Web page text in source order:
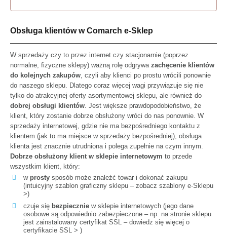
Obsługa klientów w Comarch e-Sklep
W sprzedaży czy to przez internet czy stacjonarnie (poprzez
normalne, fizyczne sklepy) ważną rolę odgrywa zachęcenie klientów
do kolejnych zakupów, czyli aby klienci po prostu wrócili ponownie
do naszego sklepu. Dlatego coraz więcej wagi przywiązuje się nie
tylko do atrakcyjnej oferty asortymentowej sklepu, ale również do
dobrej obsługi klientów. Jest większe prawdopodobieństwo, że
klient, który zostanie dobrze obsłużony wróci do nas ponownie. W
sprzedaży internetowej, gdzie nie ma bezpośredniego kontaktu z
klientem (jak to ma miejsce w sprzedaży bezpośredniej), obsługa
klienta jest znacznie utrudniona i polega zupełnie na czym innym.
Dobrze obsłużony klient w sklepie internetowym to przede
wszystkim klient, który:
w prosty sposób może znaleźć towar i dokonać zakupu
(intuicyjny szablon graficzny sklepu – zobacz szablony e-Sklepu
>)
czuje się bezpiecznie w sklepie internetowych (jego dane
osobowe są odpowiednio zabezpieczone – np. na stronie sklepu
jest zainstalowany certyfikat SSL – dowiedz się więcej o
certyfikacie SSL > )